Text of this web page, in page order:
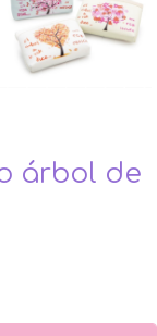
árbol de